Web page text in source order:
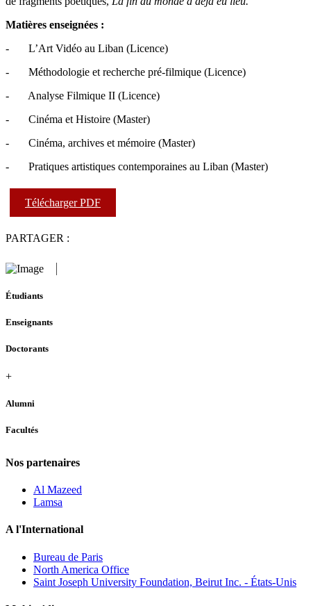
Matières enseignées :
- L’Art Vidéo au Liban (Licence)
- Méthodologie et recherche pré-filmique (Licence)
- Analyse Filmique II (Licence)
- Cinéma et Histoire (Master)
- Cinéma, archives et mémoire (Master)
- Pratiques artistiques contemporaines au Liban (Master)
Télécharger PDF
PARTAGER :
Étudiants
Enseignants
Doctorants
+
Alumni
Facultés
Nos partenaires
Al Mazeed
Lamsa
A l'International
Bureau de Paris
North America Office
Saint Joseph University Foundation, Beirut Inc. - États-Unis